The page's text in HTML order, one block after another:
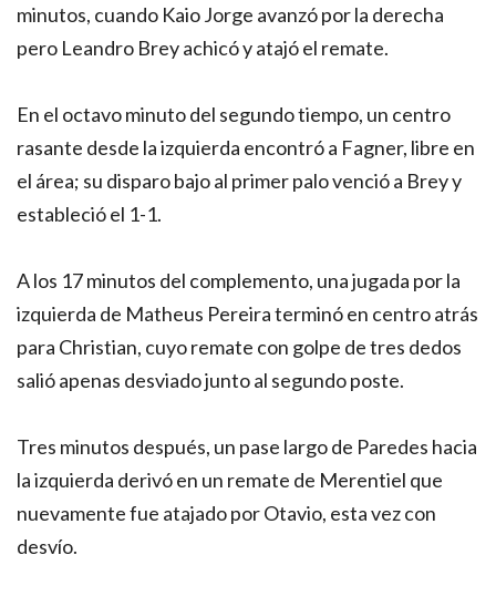
minutos, cuando Kaio Jorge avanzó por la derecha
pero Leandro Brey achicó y atajó el remate.
En el octavo minuto del segundo tiempo, un centro
rasante desde la izquierda encontró a Fagner, libre en
el área; su disparo bajo al primer palo venció a Brey y
estableció el 1-1.
A los 17 minutos del complemento, una jugada por la
izquierda de Matheus Pereira terminó en centro atrás
para Christian, cuyo remate con golpe de tres dedos
salió apenas desviado junto al segundo poste.
Tres minutos después, un pase largo de Paredes hacia
la izquierda derivó en un remate de Merentiel que
nuevamente fue atajado por Otavio, esta vez con
desvío.